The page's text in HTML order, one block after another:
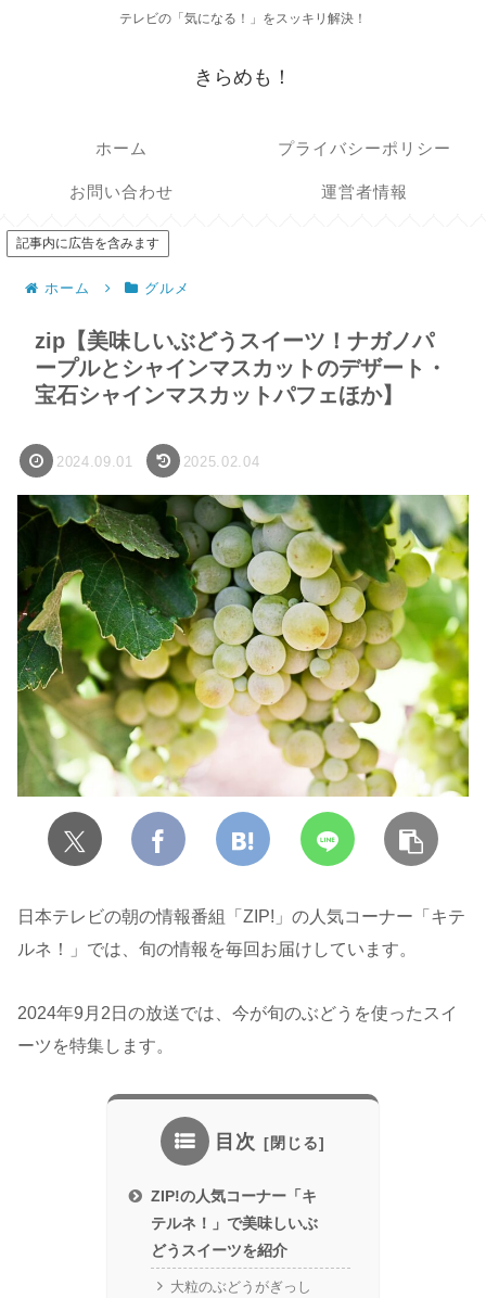
テレビの「気になる！」をスッキリ解決！
きらめも！
ホーム プライバシーポリシー
お問い合わせ 運営者情報
記事内に広告を含みます
ホーム グルメ
zip【美味しいぶどうスイーツ！ナガノパ
ープルとシャインマスカットのデザート・
宝石シャインマスカットパフェほか】
2024.09.01 2025.02.04
日本テレビの朝の情報番組「ZIP!」の人気コーナー「キテ
ルネ！」では、旬の情報を毎回お届けしています。
2024年9月2日の放送では、今が旬のぶどうを使ったスイ
ーツを特集します。
目次
ZIP!の人気コーナー「キ
テルネ！」で美味しいぶ
どうスイーツを紹介
大粒のぶどうがぎっし